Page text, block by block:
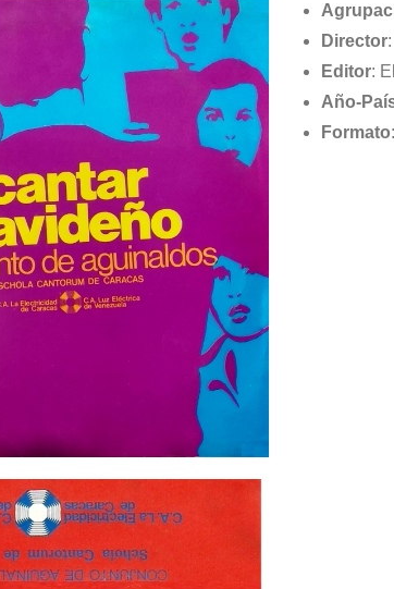
Director
Editor:
Año-
Formato